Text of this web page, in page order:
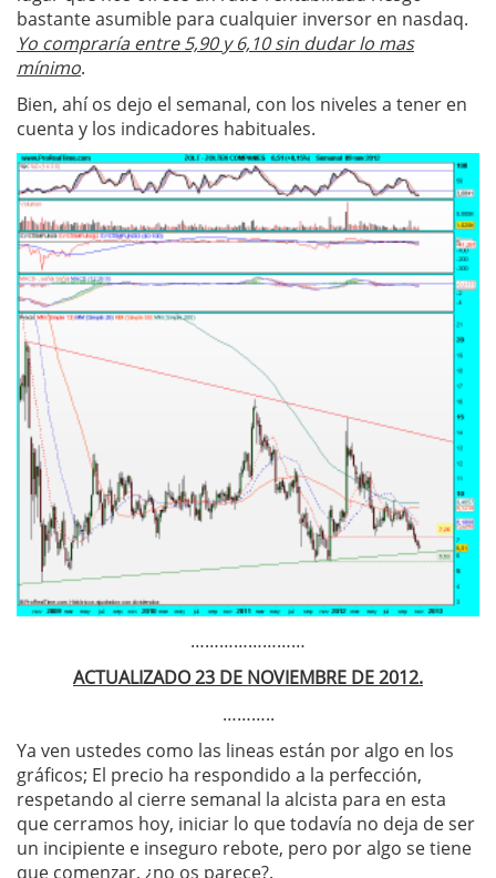
bastante asumible para cualquier inversor en nasdaq.
Yo compraría entre 5,90 y 6,10 sin dudar lo mas
mínimo.
Bien, ahí os dejo el semanal, con los niveles a tener en
cuenta y los indicadores habituales.
……………………
ACTUALIZADO 23 DE NOVIEMBRE DE 2012.
………..
Ya ven ustedes como las lineas están por algo en los
gráficos; El precio ha respondido a la perfección,
respetando al cierre semanal la alcista para en esta
que cerramos hoy, iniciar lo que todavía no deja de ser
un incipiente e inseguro rebote, pero por algo se tiene
que comenzar, ¿no os parece?.